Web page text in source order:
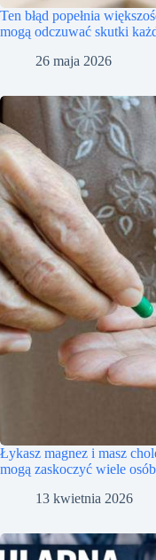
Ten błąd popełnia
mogą odczuwać skutki
26 maja 2026
Łykasz magnez i masz
mogą zaskoczyć wiele osób
13 kwietnia 2026